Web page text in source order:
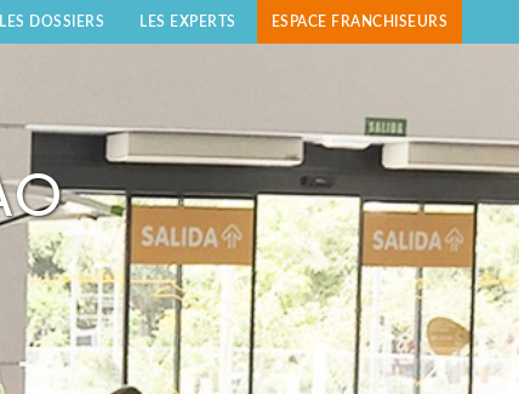
LES DOSSIERS LES EXPERTS ESPACE FRANCHISEURS